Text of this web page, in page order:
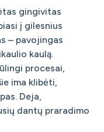
gingivitas
į gilesnius
– pavojingas
kaulą.
procesai,
ima klibėti,
Deja,
dantų praradimo